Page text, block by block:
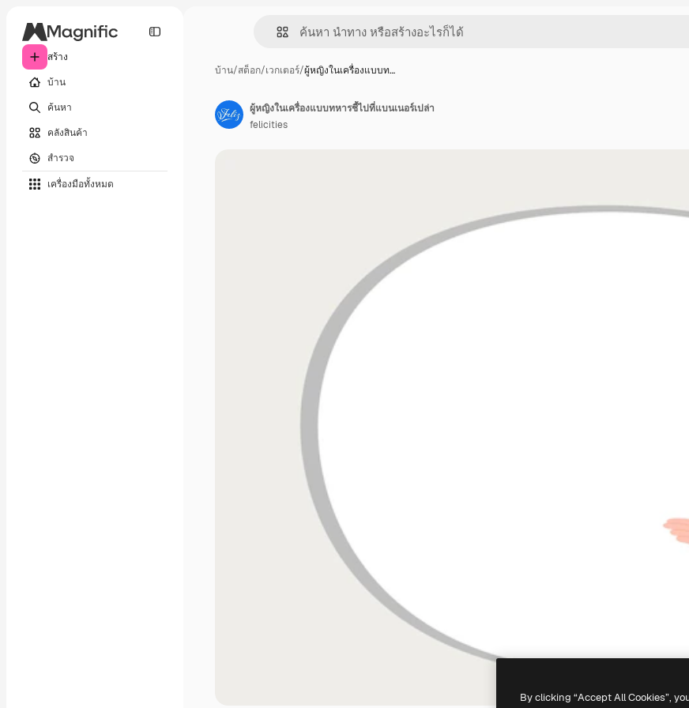
สร้าง
บ้าน
ค้นหา
คลังสินค้า
สำรวจ
เครื่องมือทั้งหมด
บ้าน/สต็อก/เวกเตอร์/ผู้หญิงในเครื่องแบบท…
ผู้หญิงในเครื่องแบบทหารชี้ไปที่แบนเนอร์เปล่า
felicities
By clicking “Accept All Cookies”,